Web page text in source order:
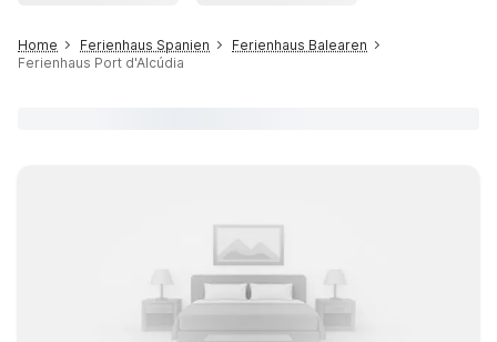
Home Ferienhaus Spanien
Ferienhaus Balearen
Ferienhaus Port d'Alcúdia